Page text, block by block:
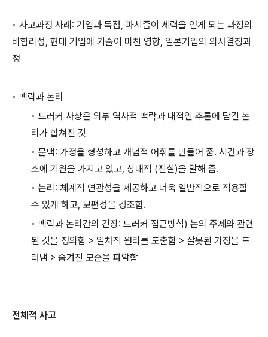
• 사고과정 사례: 기업과 독점, 파시즘이 세력을 얻게 되는 과정의
비합리성, 현대 기업에 기술이 미친 영향, 일본기업의 의사결정과
정
• 맥락과 논리
• 드러커 사상은 외부 역사적 맥락과 내적인 추론에 담긴 논
리가 합쳐진 것
• 문맥: 가정을 형성하고 개념적 어휘를 만들어 줌. 시간과 장
소에 기원을 가지고 있고, 상대적 (진실)을 말해 줌.
• 논리: 체계적 연관성을 제공하고 더욱 일반적으로 적용할
수 있게 하고, 보편성을 강조함.
• 맥락과 논리간의 긴장: 드러커 접근방식) 논의 주제와 관련
된 것을 정의함 > 일차적 원리를 도출함 > 잘못된 가정을 드
러냄 > 숨겨진 모순을 파악함
전체적 사고